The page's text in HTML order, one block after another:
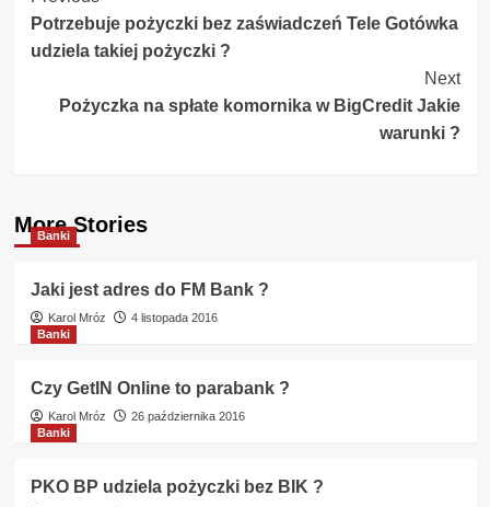
Navigation
Potrzebuje pożyczki bez zaświadczeń Tele Gotówka
udziela takiej pożyczki ?
Next
Pożyczka na spłate komornika w BigCredit Jakie
warunki ?
More Stories
Banki
Jaki jest adres do FM Bank ?
Karol Mróz
4 listopada 2016
Banki
Czy GetIN Online to parabank ?
Karol Mróz
26 października 2016
Banki
PKO BP udziela pożyczki bez BIK ?